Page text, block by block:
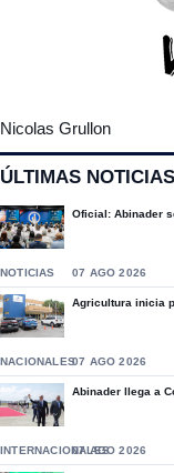
Nicolas Grullon
ÚLTIMAS NOTICIAS
Oficial: Abinader
NOTICIAS 07 AGO 2026
Agricultura inicia
NACIONALES07 AGO 2026
Abinader llega a
INTERNACIONALES07 AGO 2026